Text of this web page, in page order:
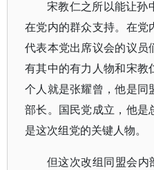
宋教仁之所以能让孙
在党内的群众支持。在党
代表本党出席议会的议员
有其中的有力人物和宋教
个人就是张耀曾，他是同
部长。国民党成立，他是
是这次组党的关键人物。
但这次改组同盟会内